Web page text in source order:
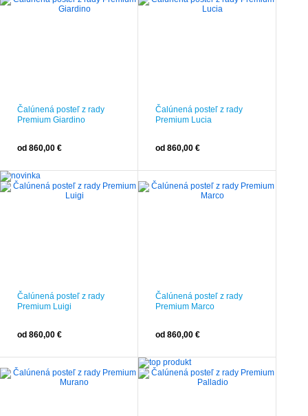
Čalúnená posteľ z rady
Premium Giardino
od 860,00 €
Čalúnená posteľ z rady
Premium Lucia
od 860,00 €
Čalúnená posteľ z rady
Premium Luigi
od 860,00 €
Čalúnená posteľ z rady
Premium Marco
od 860,00 €